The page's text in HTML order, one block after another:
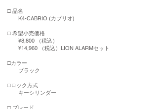
□ 品名
K4-CABRIO (カブリオ)
□ 希望小売価格
¥8,800 （税込）
¥14,960 （税込）LION ALARMセット
□カラー
ブラック
□ロック方式
キーシリンダー
□ ブレード